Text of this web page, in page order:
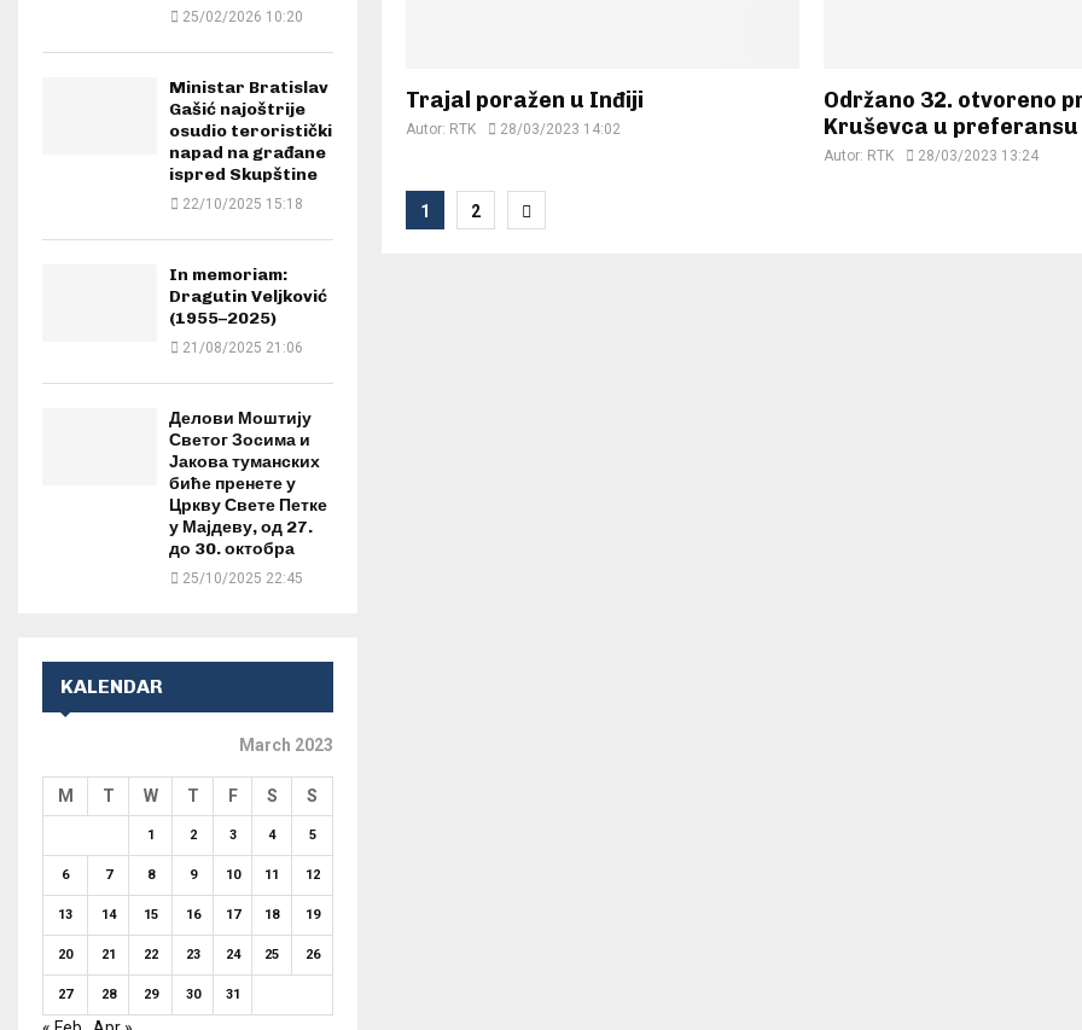
Trajal poražen u Inđiji
Autor: RTK 28/03/2023 14:02
Održano 32. otvoreno
Kruševca u preferansu
Autor: RTK 28/03/2023 13:24
Posts
1 2
25/02/2026 10:20
Ministar Bratislav
Gašić najoštrije
osudio teroristički
napad na građane
ispred Skupštine
22/10/2025 15:18
In memoriam:
Dragutin Veljković
(1955–2025)
21/08/2025 21:06
Делови Моштију
Светог Зосима и
Јакова туманских
биће пренете у
Цркву Свете Петке
у Мајдеву, од 27.
до 30. октобра
25/10/2025 22:45
KALENDAR
March 2023
M T W T F S S
1 2 3 4 5
6 7 8 9 10 11 12
13 14 15 16 17 18 19
20 21 22 23 24 25 26
27 28 29 30 31